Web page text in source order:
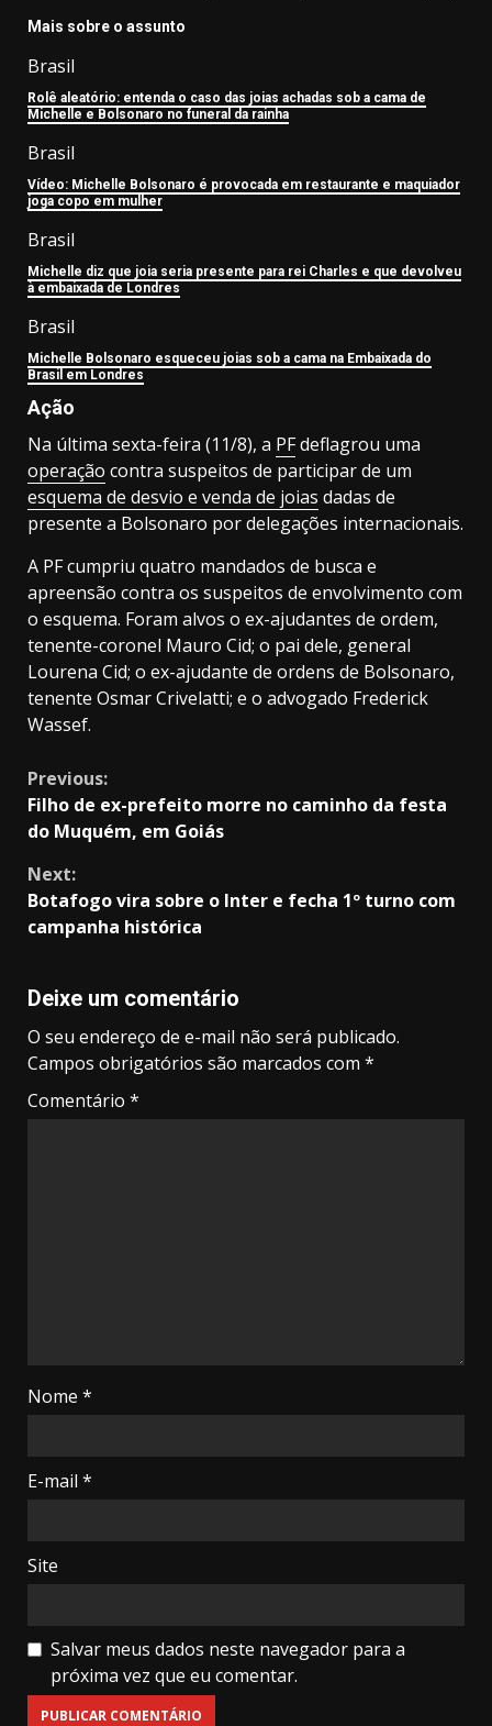
Mais sobre o assunto
Brasil
Rolê aleatório: entenda o caso das joias achadas sob a cama de
Michelle e Bolsonaro no funeral da rainha
Brasil
Vídeo: Michelle Bolsonaro é provocada em restaurante e maquiador
joga copo em mulher
Brasil
Michelle diz que joia seria presente para rei Charles e que devolveu
à embaixada de Londres
Brasil
Michelle Bolsonaro esqueceu joias sob a cama na Embaixada do
Brasil em Londres
Ação
Na última sexta-feira (11/8), a PFdeflagrou uma
operação contra suspeitos de participar de um
esquema de desvio e venda de joias dadas de
presente a Bolsonaro por delegações internacionais.
A PF cumpriu quatro mandados de busca e
apreensão contra os suspeitos de envolvimento com
o esquema. Foram alvos o ex-ajudantes de ordem,
tenente-coronel Mauro Cid; o pai dele, general
Lourena Cid; o ex-ajudante de ordens de Bolsonaro,
tenente Osmar Crivelatti; e o advogado Frederick
Wassef.
Continue
Reading
Previous:
Filho de ex-prefeito morre no caminho da festa
do Muquém, em Goiás
Next:
Botafogo vira sobre o Inter e fecha 1º turno com
campanha histórica
Deixe um comentário
O seu endereço de e-mail não será publicado.
Campos obrigatórios são marcados com *
Comentário *
Nome *
E-mail *
Site
Salvar meus dados neste navegador para a
próxima vez que eu comentar.